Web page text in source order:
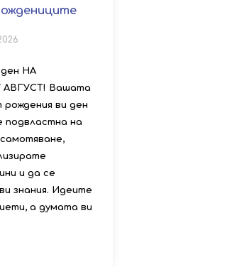
НА
Вашата
рождения ви ден
подвластна на
и да се
знания. Идеите
а думата ви